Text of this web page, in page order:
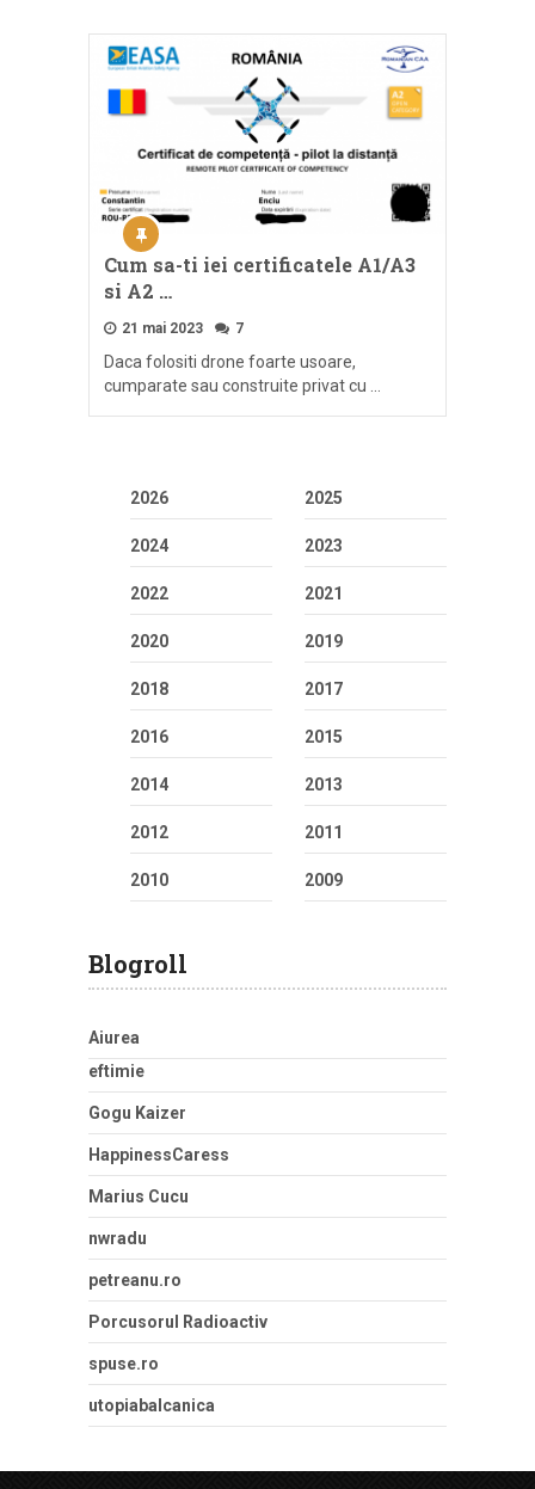
Cum sa-ti iei certificatele A1/A3
si A2 …
21 mai 2023 7
Daca folositi drone foarte usoare,
cumparate sau construite privat cu …
2026 2025
2024 2023
2022 2021
2020 2019
2018 2017
2016 2015
2014 2013
2012 2011
2010 2009
Blogroll
Aiurea
eftimie
Gogu Kaizer
HappinessCaress
Marius Cucu
nwradu
petreanu.ro
Porcusorul Radioactiv
spuse.ro
utopiabalcanica